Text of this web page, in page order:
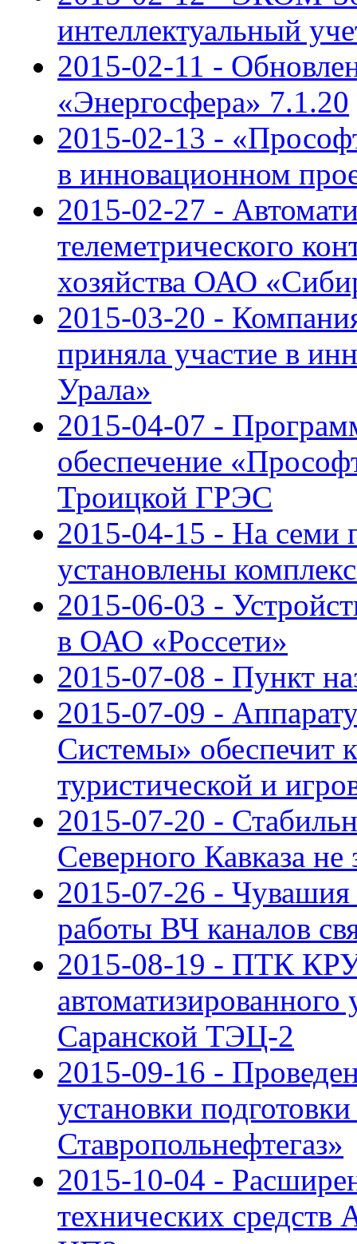
интеллектуальный
2015-02-11 -
«Энергосфера» 7.1.20
2015-02-13 -
в инновационном
2015-02-27 -
телеметрического
хозяйства ОАО
2015-03-20 -
приняла участие в
Урала»
2015-04-07 -
обеспечение
Троицкой ГРЭС
2015-04-15 - На семи
установлены
2015-06-03 -
в ОАО «Россети»
2015-07-08 - Пункт
2015-07-09 -
Системы» обеспечит
туристической и
2015-07-20 -
Северного Кавказа не
2015-07-26 - Чувашия
работы ВЧ каналов
2015-08-19 - ПТК
Саранской ТЭЦ-2
2015-09-16 -
установки
Ставропольнефтегаз»
2015-10-04 -
технических